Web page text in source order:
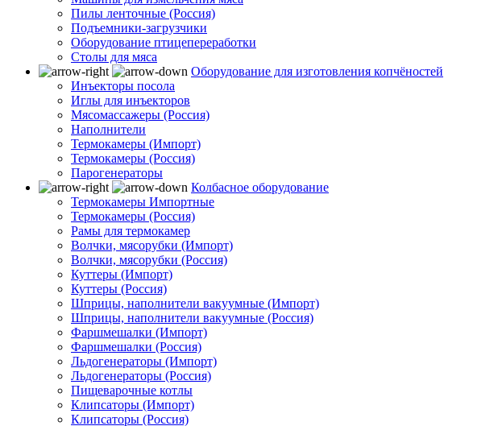
Пилы ленточные (Россия)
Подъемники-загрузчики
Оборудование птицепереработки
Столы для мяса
Оборудование для изготовления копчёностей
Инъекторы посола
Иглы для инъекторов
Мясомассажеры (Россия)
Наполнители
Термокамеры (Импорт)
Термокамеры (Россия)
Парогенераторы
Колбасное оборудование
Термокамеры Импортные
Термокамеры (Россия)
Рамы для термокамер
Волчки, мясорубки (Импорт)
Волчки, мясорубки (Россия)
Куттеры (Импорт)
Куттеры (Россия)
Шприцы, наполнители вакуумные (Импорт)
Шприцы, наполнители вакуумные (Россия)
Фаршмешалки (Импорт)
Фаршмешалки (Россия)
Льдогенераторы (Импорт)
Льдогенераторы (Россия)
Пищеварочные котлы
Клипсаторы (Импорт)
Клипсаторы (Россия)